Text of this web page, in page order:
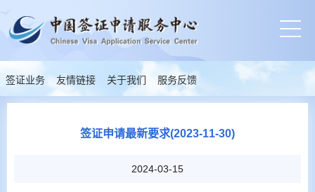
签证业务 友情链接 关于我们 服务反馈
签证申请最新要求(2023-11-30)
2024-03-15